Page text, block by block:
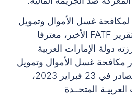
لمكافحة غسل الأموال وتمويل
الإرهاب بيانا ردا على تقرير FATF الأخير، معترفا
دولة الإمارات العربية
مكافحة غسل الأموال وتمويل
الإرهاب. وفي البيان الصادر في 23 فبراير 2023،
المتحــدة